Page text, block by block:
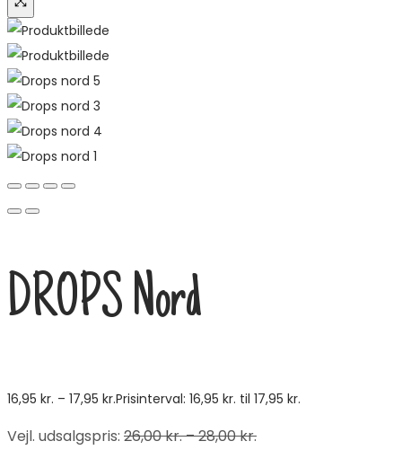
DROPS Nord
16,95 kr. – 17,95 kr.Prisinterval: 16,95 kr. til 17,95 kr.
Vejl. udsalgspris: 26,00kr.–28,00kr.